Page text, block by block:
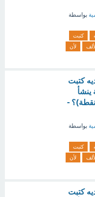
بواسطة
كتبت
لأن
كتبت
ينشأ
على الألف لأن ماقبلها (1 نقطة)؟ -
بواسطة
كتبت
لأن
كتبت